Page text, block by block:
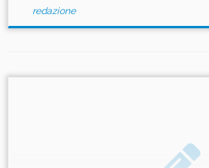
redazione